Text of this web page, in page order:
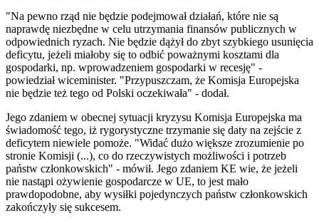
"Na pewno rząd nie będzie podejmował działań, które nie są
naprawdę niezbędne w celu utrzymania finansów publicznych w
odpowiednich ryzach. Nie będzie dążył do zbyt szybkiego usunięcia
deficytu, jeżeli miałoby się to odbić poważnymi kosztami dla
gospodarki, np. wprowadzeniem gospodarki w recesję" -
powiedział wiceminister. "Przypuszczam, że Komisja Europejska
nie będzie też tego od Polski oczekiwała" - dodał.
Jego zdaniem w obecnej sytuacji kryzysu Komisja Europejska ma
świadomość tego, iż rygorystyczne trzymanie się daty na zejście z
deficytem niewiele pomoże. "Widać dużo większe zrozumienie po
stronie Komisji (...), co do rzeczywistych możliwości i potrzeb
państw członkowskich" - mówił. Jego zdaniem KE wie, że jeżeli
nie nastąpi ożywienie gospodarcze w UE, to jest mało
prawdopodobne, aby wysiłki pojedynczych państw członkowskich
zakończyły się sukcesem.